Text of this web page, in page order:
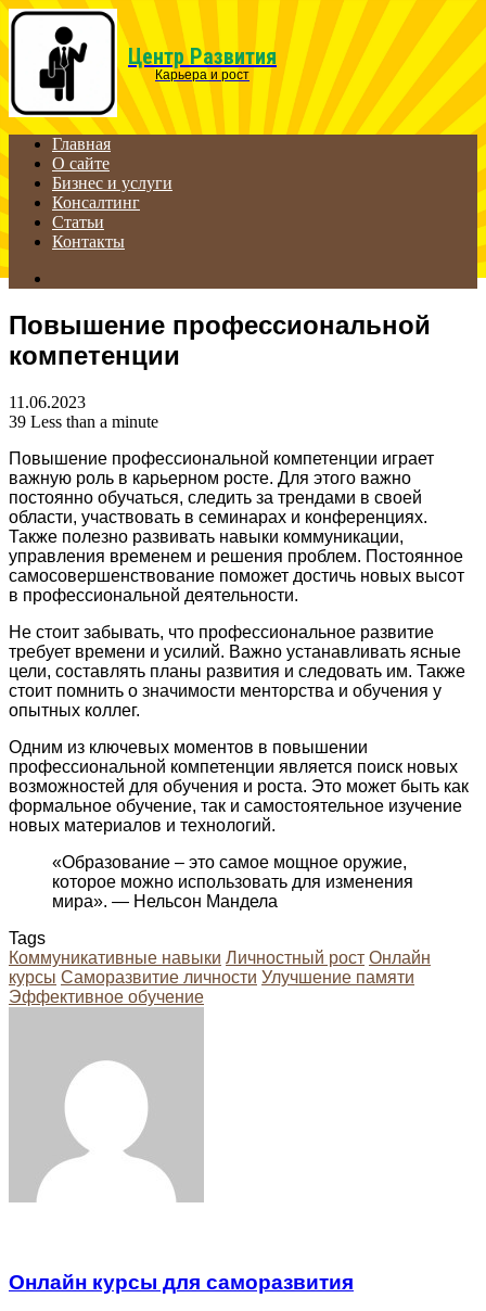
Menu
Центр Развития
Карьера и рост
Главная
О сайте
Бизнес и услуги
Консалтинг
Статьи
Контакты
Повышение профессиональной
компетенции
11.06.2023
39 Less than a minute
Повышение профессиональной компетенции играет
важную роль в карьерном росте. Для этого важно
постоянно обучаться, следить за трендами в своей
области, участвовать в семинарах и конференциях.
Также полезно развивать навыки коммуникации,
управления временем и решения проблем. Постоянное
самосовершенствование поможет достичь новых высот
в профессиональной деятельности.
Не стоит забывать, что профессиональное развитие
требует времени и усилий. Важно устанавливать ясные
цели, составлять планы развития и следовать им. Также
стоит помнить о значимости менторства и обучения у
опытных коллег.
Одним из ключевых моментов в повышении
профессиональной компетенции является поиск новых
возможностей для обучения и роста. Это может быть как
формальное обучение, так и самостоятельное изучение
новых материалов и технологий.
«Образование – это самое мощное оружие,
которое можно использовать для изменения
мира». — Нельсон Мандела
Tags
Коммуникативные навыки Личностный рост Онлайн
курсы Саморазвитие личности Улучшение памяти
Эффективное обучение
Онлайн курсы для саморазвития